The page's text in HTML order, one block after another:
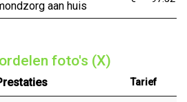
aan huis
foto's (X)
Tarief